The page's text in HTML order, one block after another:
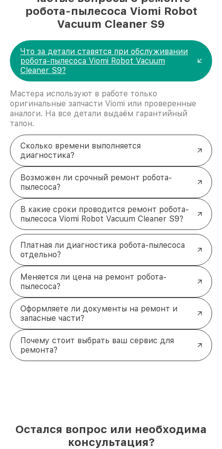
робота-пылесоса Viomi Robot
Vacuum Cleaner S9
Что за детали ставятся при обслуживании
робота-пылесоса Viomi Robot Vacuum
Cleaner S9?
Мастера используют в работе только
оригинальные запчасти Viomi или проверенные
аналоги. На все детали выдаём гарантийный
талон.
Сколько времени выполняется
диагностика?
Возможен ли срочный ремонт робота-
пылесоса?
В какие сроки проводится ремонт робота-
пылесоса Viomi Robot Vacuum Cleaner S9?
Платная ли диагностика робота-пылесоса
отдельно?
Меняется ли цена на ремонт робота-
пылесоса?
Оформляете ли документы на ремонт и
запасные части?
Почему стоит выбрать ваш сервис для
ремонта?
Остался вопрос или необходима
консультация?